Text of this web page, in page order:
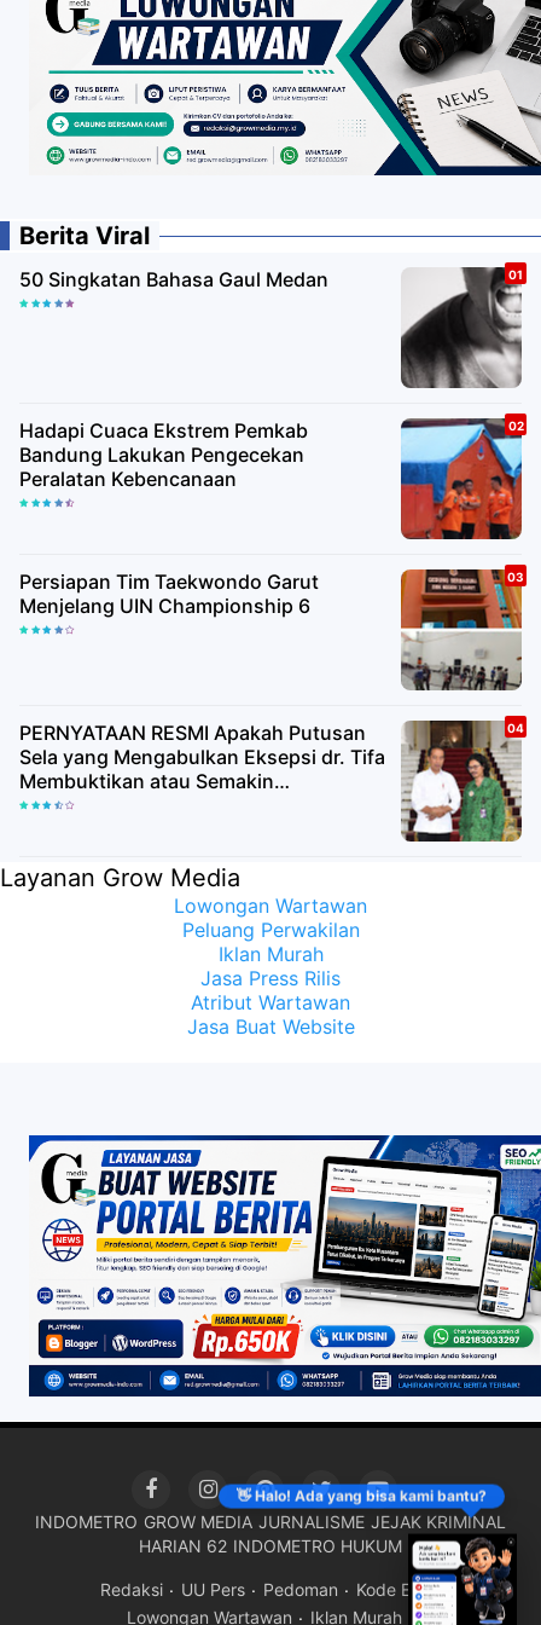
Berita Viral
50 Singkatan Bahasa Gaul Medan
Hadapi Cuaca Ekstrem Pemkab
Bandung Lakukan Pengecekan
Peralatan Kebencanaan
Persiapan Tim Taekwondo Garut
Menjelang UIN Championship 6
PERNYATAAN RESMI Apakah Putusan
Sela yang Mengabulkan Eksepsi dr. Tifa
Membuktikan atau Semakin
Meyakinkan Publik Bahwa Ijazah
Layanan Grow Media
Lowongan Wartawan
Peluang Perwakilan
Iklan Murah
Jasa Press Rilis
Atribut Wartawan
Jasa Buat Website
👋 Halo! Ada yang bisa kami bantu?
INDOMETRO GROW MEDIA JURNALISME JEJAK KRIMINAL
HARIAN 62 INDOMETRO HUKUM
Redaksi UU Pers Pedoman
Kode Etik
Lowongan Wartawan
Iklan Murah